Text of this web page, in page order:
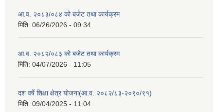
आ.व. २०८३/०८४ को बजेट तथा कार्यक्रम
मिति: 06/26/2026 - 09:34
आ.व. २०८२/०८३ को बजेट तथा कार्यक्रम
मिति: 04/07/2026 - 11:05
दश वर्षे शिक्षा क्षेत्र योजना(आ.व. २०८२/८३-२०९०/९१)
मिति: 09/04/2025 - 11:04